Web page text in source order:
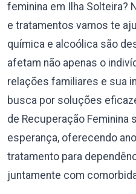
feminina em Ilha Solteira?
e tratamentos vamos te
química e alcoólica são
afetam não apenas o
relações familiares e sua
busca por soluções
de Recuperação Feminina
esperança, oferecendo
tratamento para
juntamente com